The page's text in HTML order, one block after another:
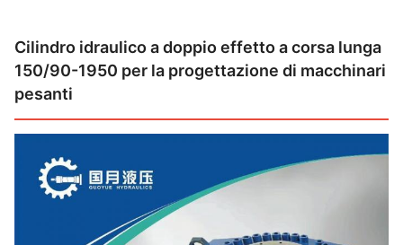
Cilindro idraulico a doppio effetto a corsa lunga
150/90-1950 per la progettazione di macchinari
pesanti